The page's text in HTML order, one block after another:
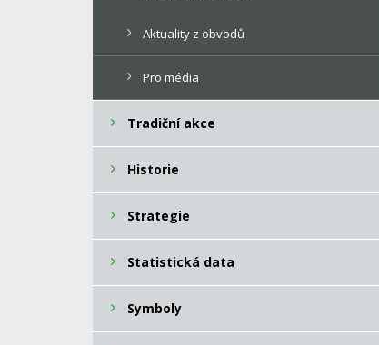
Aktuality z obvodů
Pro média
Tradiční akce
Historie
Strategie
Statistická data
Symboly